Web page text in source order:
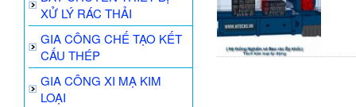
XỬ LÝ RÁC THẢI
GIA CÔNG CHẾ TẠO KẾT
CẤU THÉP
GIA CÔNG XI MẠ KIM
LOẠI